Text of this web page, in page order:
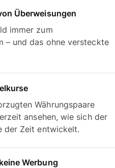
Überweisungen
immer zum
– und das ohne versteckte
Währungspaare
ansehen, wie sich der
der Zeit entwickelt.
Werbung